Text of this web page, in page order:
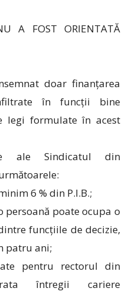
A FOST ORIENTATĂ
doar finanțarea
în funcții bine
legi formulate în acest
ale Sindicatul din
6 % din P.I.B.;
poate ocupa o
funcțiile de decizie,
patru ani;
pentru rectorul din
întregii cariere